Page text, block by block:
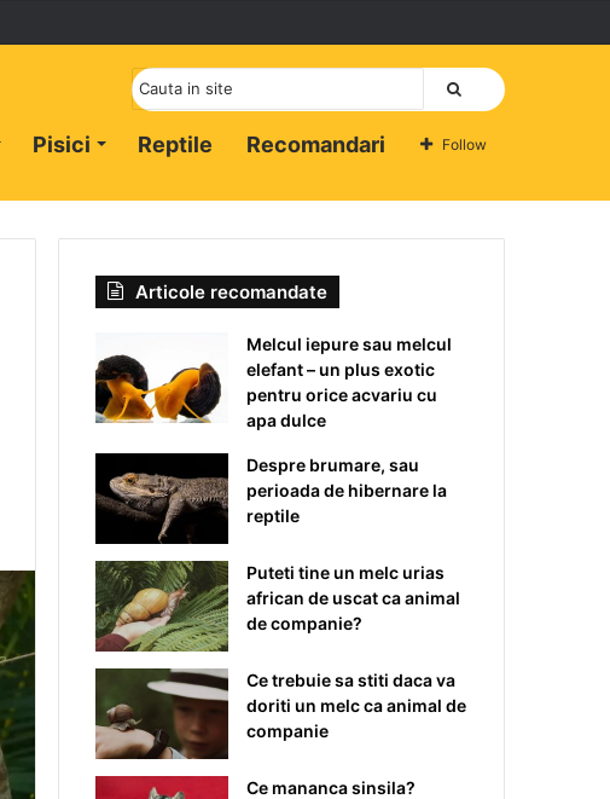
Cauta
Pisici Reptile Recomandari Follow
Articole recomandate
Melcul iepure sau melcul
elefant – un plus exotic
pentru orice acvariu cu
apa dulce
Despre brumare, sau
perioada de hibernare la
reptile
Puteti tine un melc urias
african de uscat ca animal
de companie?
Ce trebuie sa stiti daca va
doriti un melc ca animal de
companie
Ce mananca sinsila?